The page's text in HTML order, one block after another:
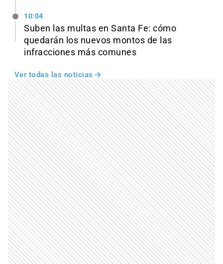
10:04
Suben las multas en Santa Fe: cómo
quedarán los nuevos montos de las
infracciones más comunes
Ver todas las noticias